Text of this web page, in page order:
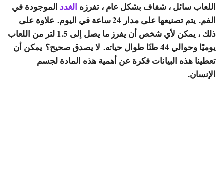
اللعاب سائل ، شفاف بشكل عام ، تفرزه الغدد الموجودة في
الفم. يتم تصنيعها على مدار 24 ساعة في اليوم. علاوة على
ذلك ، يمكن لأي شخص أن يفرز ما يصل إلى 1.5 لتر من اللعاب
يوميًا وحوالي 44 طنًا طوال حياته. لا يصدق صحيح؟ يمكن أن
تعطينا هذه البيانات فكرة عن أهمية هذه المادة لجسم
الإنسان.